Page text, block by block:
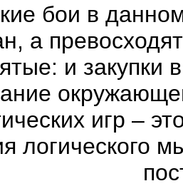
бои в
а
и закупки
игр –
логического